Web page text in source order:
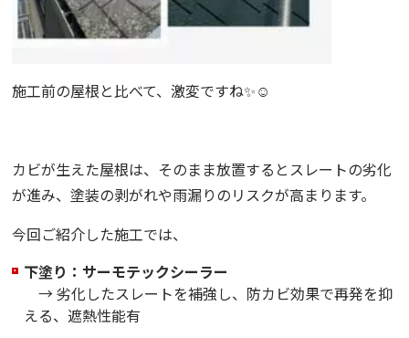
施工前の屋根と比べて、激変ですね✨☺️
カビが生えた屋根は、そのまま放置するとスレートの劣化
が進み、塗装の剥がれや雨漏りのリスクが高まります。
今回ご紹介した施工では、
下塗り：サーモテックシーラー
→ 劣化したスレートを補強し、防カビ効果で再発を抑
える、遮熱性能有